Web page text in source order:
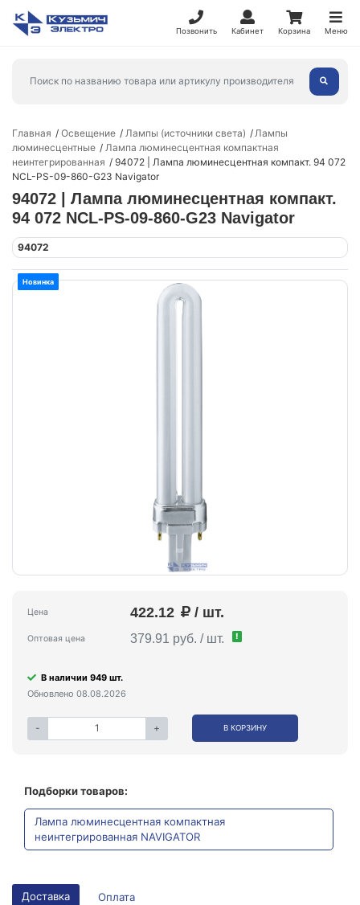
Позвонить Кабинет Корзина Меню
Главная Освещение Лампы (источники света)
Лампы
люминесцентные
Лампа люминесцентная компактная
неинтегрированная
94072 | Лампа люминесцентная компакт. 94 072
NCL-PS-09-860-G23 Navigator
94072 | Лампа люминесцентная компакт.
94 072 NCL-PS-09-860-G23 Navigator
94072
Новинка
Цена 422.12 / шт.
Оптовая цена 379.91 руб. / шт. !
В наличии 949 шт.
Обновлено 08.08.2026
- + В КОРЗИНУ
Подборки товаров:
Лампа люминесцентная компактная
неинтегрированная NAVIGATOR
Доставка Оплата